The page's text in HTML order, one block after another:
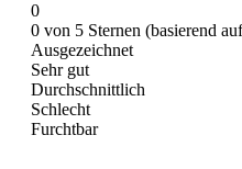
0
0 von 5 Sternen (basierend
Ausgezeichnet
Sehr gut
Durchschnittlich
Schlecht
Furchtbar